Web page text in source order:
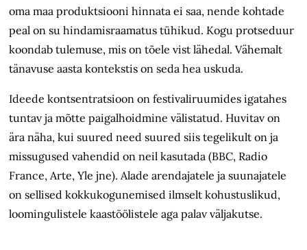
oma maa produktsiooni hinnata ei saa, nende kohtade
peal on su hindamisraamatus tühikud. Kogu protseduur
koondab tulemuse, mis on tõele vist lähedal. Vähemalt
tänavuse aasta kontekstis on seda hea uskuda.
Ideede kontsentratsioon on festivaliruumides igatahes
tuntav ja mõtte paigalhoidmine välistatud. Huvitav on
ära näha, kui suured need suured siis tegelikult on ja
missugused vahendid on neil kasutada (BBC, Radio
France, Arte, Yle jne). Alade arendajatele ja suunajatele
on sellised kokkukogunemised ilmselt kohustuslikud,
loomingulistele kaastöölistele aga palav väljakutse.